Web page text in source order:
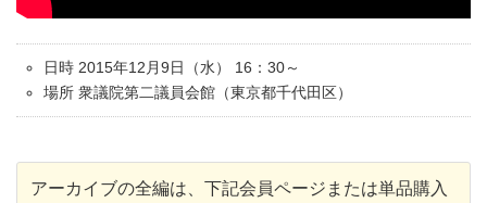
日時 2015年12月9日（水） 16：30～
場所 衆議院第二議員会館（東京都千代田区）
アーカイブの全編は、下記会員ページまたは単品購入